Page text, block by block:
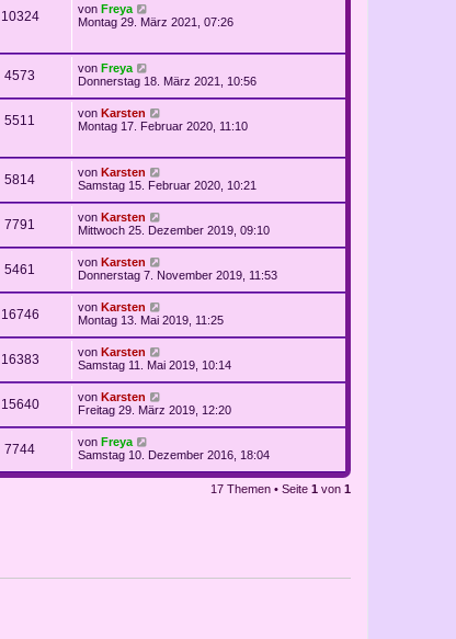
10324 von Freya
Montag 29. März 2021, 07:26
4573 von Freya
Donnerstag 18. März 2021, 10:56
5511 von Karsten
Montag 17. Februar 2020, 11:10
5814 von Karsten
Samstag 15. Februar 2020, 10:21
7791 von Karsten
Mittwoch 25. Dezember 2019, 09:10
5461 von Karsten
Donnerstag 7. November 2019, 11:53
16746 von Karsten
Montag 13. Mai 2019, 11:25
16383 von Karsten
Samstag 11. Mai 2019, 10:14
15640 von Karsten
Freitag 29. März 2019, 12:20
7744 von Freya
Samstag 10. Dezember 2016, 18:04
17 Themen • Seite 1 von 1